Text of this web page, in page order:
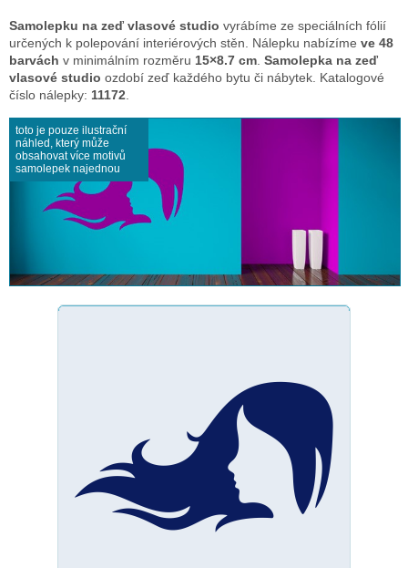
Samolepku na zeď vlasové studio vyrábíme ze speciálních fólií
určených k polepování interiérových stěn. Nálepku nabízíme ve 48
barvách v minimálním rozměru 15×8.7 cm Samolepka na zeď
vlasové studio ozdobí zeď každého bytu či nábytek. Katalogové
číslo nálepky: 11172
toto je pouze ilustrační
náhled, který může
obsahovat více motivů
samolepek najednou